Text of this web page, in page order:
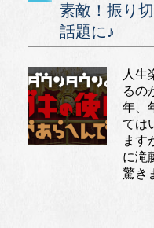
素敵！振り
話題に♪
人生
るの
年、
ては
ます
に滝
驚き